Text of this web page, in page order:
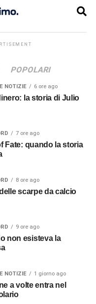
POPOLARI
NOTIZIE 6 ore ago
la storia di Julio
7 ore ago
Fate: quando la storia
8 ore ago
scarpe da calcio
9 ore ago
non esisteva la
NOTIZIE 1 giorno ago
a volte entra nel